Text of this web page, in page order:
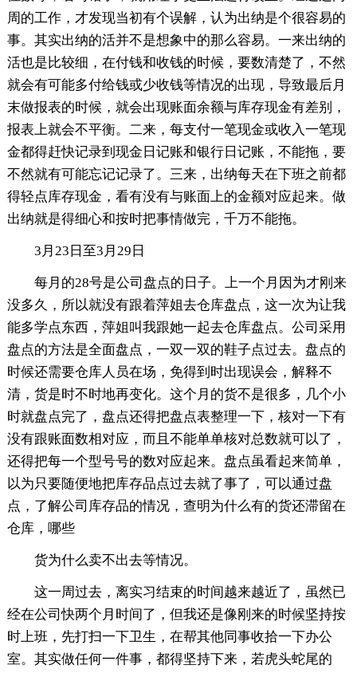
周的工作，才发现当初有个误解，认为出纳是个很容易的
事。其实出纳的活并不是想象中的那么容易。一来出纳的
活也是比较细，在付钱和收钱的时候，要数清楚了，不然
就会有可能多付给钱或少收钱等情况的出现，导致最后月
末做报表的时候，就会出现账面余额与库存现金有差别，
报表上就会不平衡。二来，每支付一笔现金或收入一笔现
金都得赶快记录到现金日记账和银行日记账，不能拖，要
不然就有可能忘记记录了。三来，出纳每天在下班之前都
得轻点库存现金，看有没有与账面上的金额对应起来。做
出纳就是得细心和按时把事情做完，千万不能拖。
3月23日至3月29日
每月的28号是公司盘点的日子。上一个月因为才刚来
没多久，所以就没有跟着萍姐去仓库盘点，这一次为让我
能多学点东西，萍姐叫我跟她一起去仓库盘点。公司采用
盘点的方法是全面盘点，一双一双的鞋子点过去。盘点的
时候还需要仓库人员在场，免得到时出现误会，解释不
清，货是时不时地再变化。这个月的货不是很多，几个小
时就盘点完了，盘点还得把盘点表整理一下，核对一下有
没有跟账面数相对应，而且不能单单核对总数就可以了，
还得把每一个型号号的数对应起来。盘点虽看起来简单，
以为只要随便地把库存品点过去就了事了，可以通过盘
点，了解公司库存品的情况，查明为什么有的货还滞留在
仓库，哪些
货为什么卖不出去等情况。
这一周过去，离实习结束的时间越来越近了，虽然已
经在公司快两个月时间了，但我还是像刚来的时候坚持按
时上班，先打扫一下卫生，在帮其他同事收拾一下办公
室。其实做任何一件事，都得坚持下来，若虎头蛇尾的